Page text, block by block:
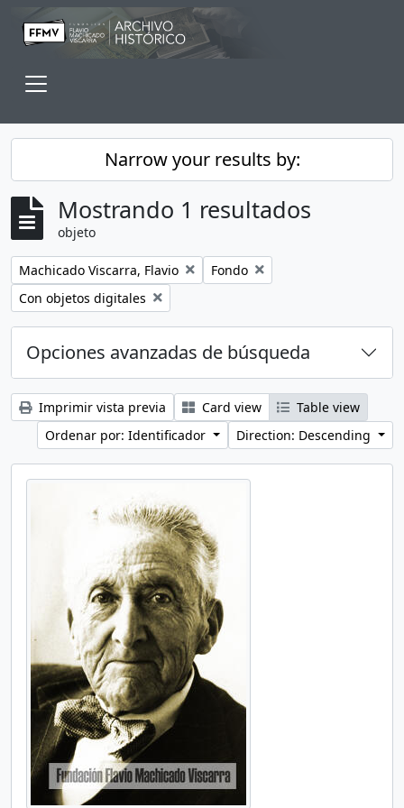
Skip to main content
Narrow your results by:
Mostrando 1 resultados
objeto
Remove filter:
Machicado Viscarra, Flavio Remove filter:
Fondo
Remove filter:
Con objetos digitales
Opciones avanzadas de búsqueda
Imprimir vista previa Card view
Table view
Ordenar por: Identificador
Direction: Descending